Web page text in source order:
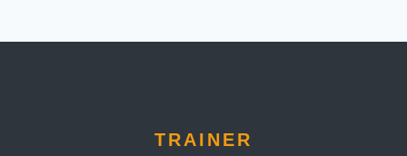
TRAINER